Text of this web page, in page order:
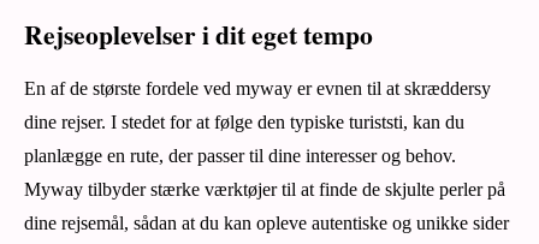
Rejseoplevelser i dit eget tempo
En af de største fordele ved myway er evnen til at skræddersy
dine rejser. I stedet for at følge den typiske turiststi, kan du
planlægge en rute, der passer til dine interesser og behov.
Myway tilbyder stærke værktøjer til at finde de skjulte perler på
dine rejsemål, sådan at du kan opleve autentiske og unikke sider